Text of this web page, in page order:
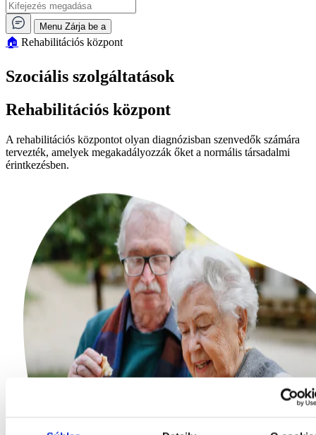
Menu Zárja be a
🏠︎ Rehabilitációs központ
Szociális szolgáltatások
Rehabilitációs központ
A rehabilitációs központot olyan diagnózisban szenvedők számára
tervezték, amelyek megakadályozzák őket a normális társadalmi
érintkezésben.